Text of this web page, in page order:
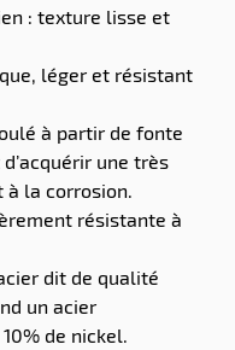
: texture lisse et
léger et résistant
à partir de fonte
une très
à la corrosion.
résistante à
dit de qualité
un acier
de nickel.